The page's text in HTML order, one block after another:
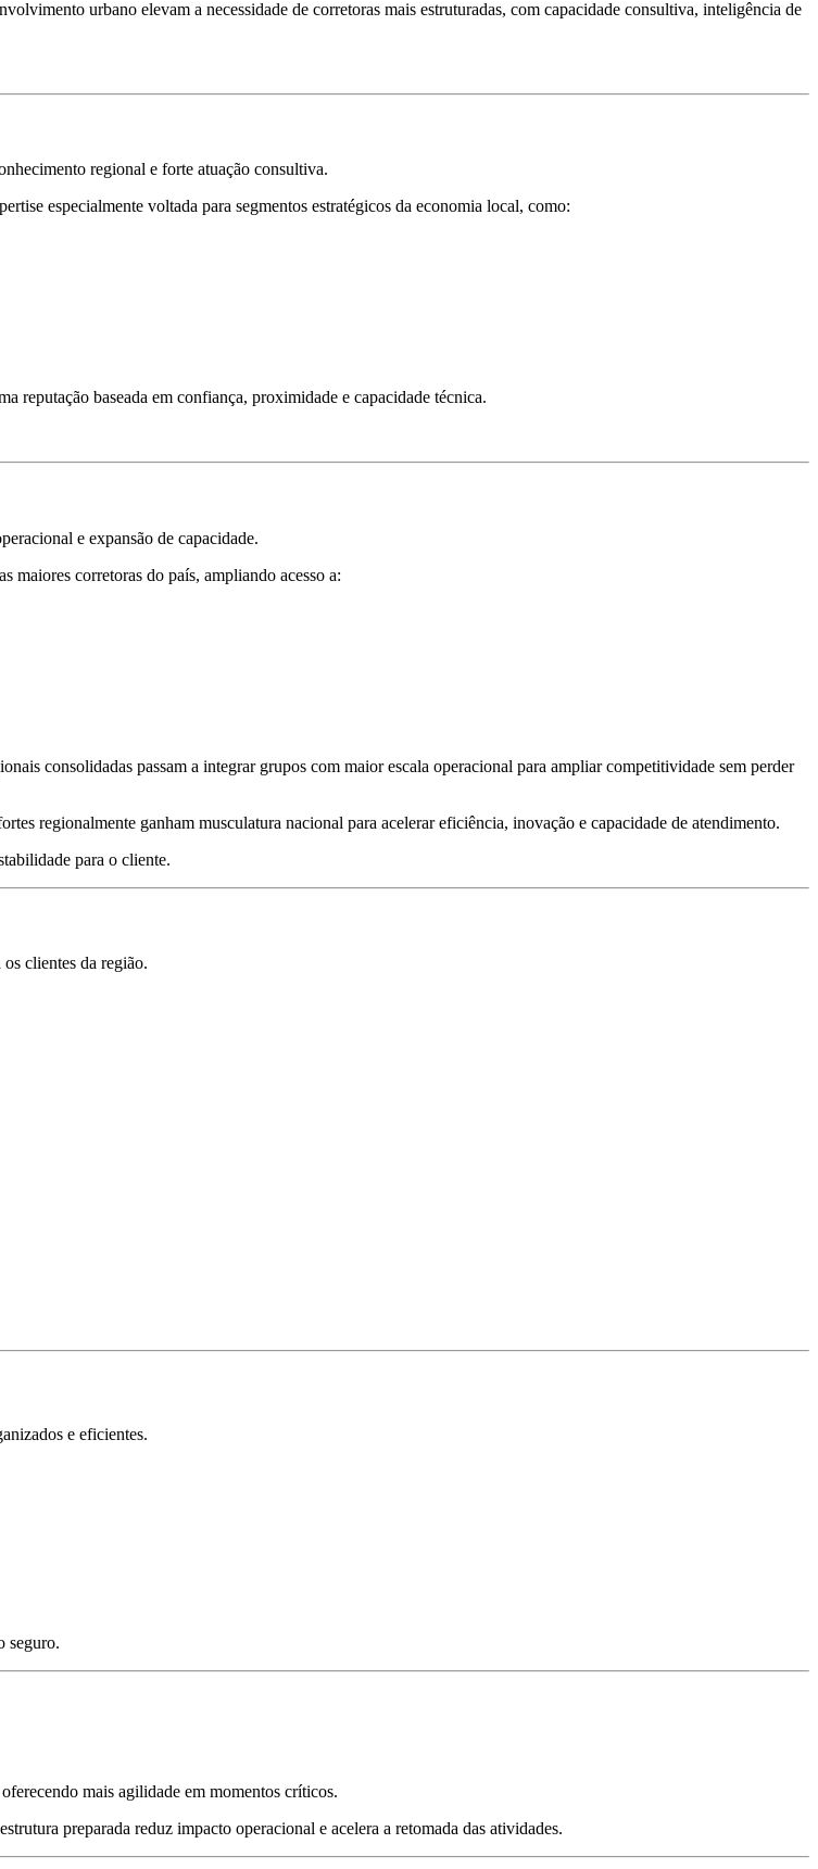
urbano elevam a necessidade de corretoras mais estruturadas, com capacidade consultiva, inteligência de
regional e forte atuação consultiva.
especialmente voltada para segmentos estratégicos da economia local, como:
reputação baseada em confiança, proximidade e capacidade técnica.
e expansão de capacidade.
maiores corretoras do país, ampliando acesso a:
consolidadas passam a integrar grupos com maior escala operacional para ampliar competitividade sem perder
regionalmente ganham musculatura nacional para acelerar eficiência, inovação e capacidade de atendimento.
para o cliente.
clientes da região.
e eficientes.
seguro.
mais agilidade em momentos críticos.
preparada reduz impacto operacional e acelera a retomada das atividades.